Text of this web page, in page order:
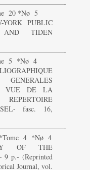
20 *Nø 5
PUBLIC
AND TIDEN
5 *Nø 4
VUE DE LA
fasc. 16,
4 *Nø 4
OF THE
p.- (Reprinted
Journal, vol.